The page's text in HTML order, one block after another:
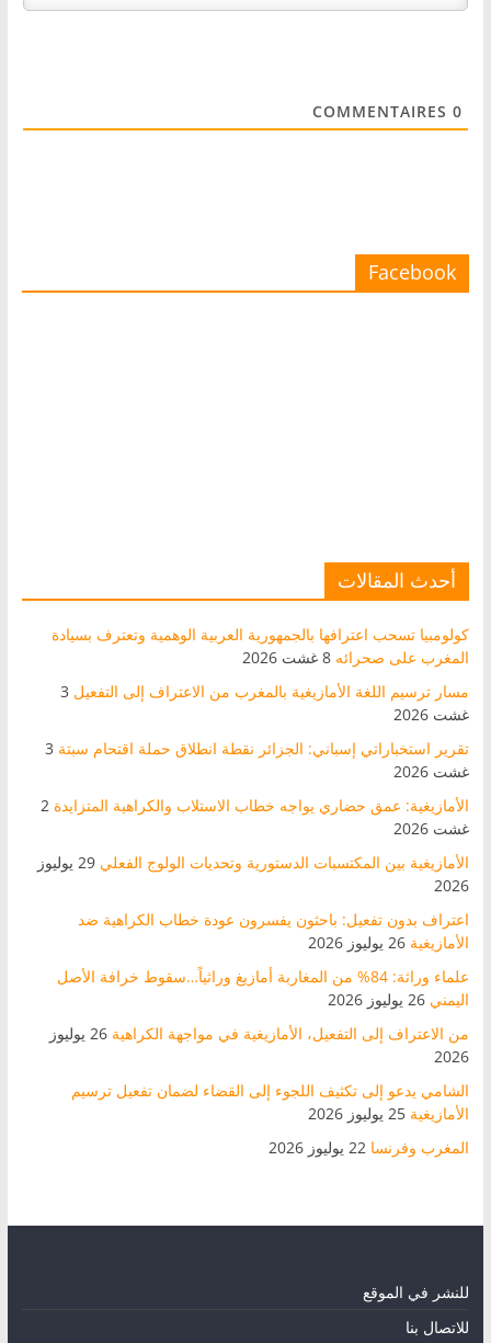
0
COMMENTAIRES
Facebook
أحدث المقالات
كولومبيا تسحب اعترافها بالجمهورية العربية الوهمية وتعترف بسيادة
المغرب على صحرائه 8 غشت 2026
مسار ترسيم اللغة الأمازيغية بالمغرب من الاعتراف إلى التفعيل 3
غشت 2026
تقرير استخباراتي إسباني: الجزائر نقطة انطلاق حملة اقتحام سبتة 3
غشت 2026
الأمازيغية: عمق حضاري يواجه خطاب الاستلاب والكراهية المتزايدة 2
غشت 2026
الأمازيغية بين المكتسبات الدستورية وتحديات الولوج الفعلي
29 يوليوز
2026
اعتراف بدون تفعيل: باحثون يفسرون عودة خطاب الكراهية ضد
الأمازيغية 26 يوليوز 2026
علماء وراثة: 84% من المغاربة أمازيغ وراثياً…سقوط خرافة الأصل
اليمني 26 يوليوز 2026
من الاعتراف إلى التفعيل، الأمازيغية في مواجهة الكراهية
26 يوليوز
2026
الشامي يدعو إلى تكثيف اللجوء إلى القضاء لضمان تفعيل ترسيم
الأمازيغية 25 يوليوز 2026
المغرب وفرنسا 22 يوليوز 2026
للنشر في الموقع
للاتصال بنا